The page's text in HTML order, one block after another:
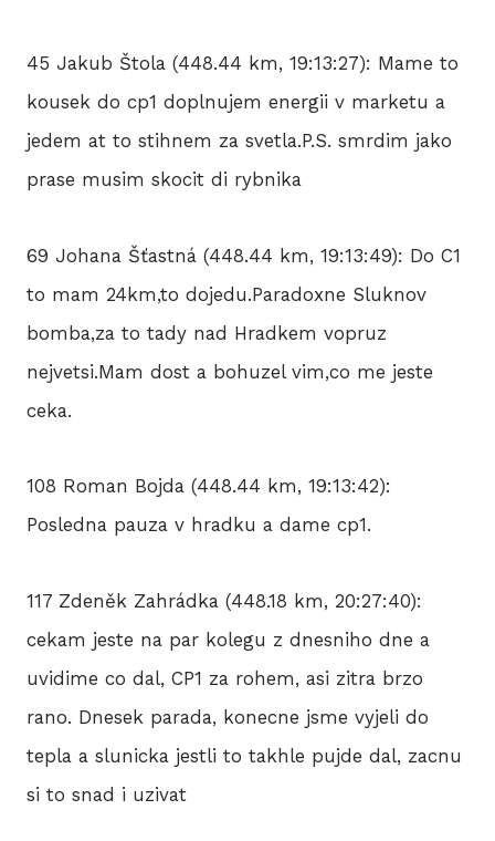
45 Jakub Štola (448.44 km, 19:13:27): Mame to
kousek do cp1 doplnujem energii v marketu a
jedem at to stihnem za svetla.P.S. smrdim jako
prase musim skocit di rybnika
69 Johana Šťastná (448.44 km, 19:13:49): Do C1
to mam 24km,to dojedu.Paradoxne Sluknov
bomba,za to tady nad Hradkem vopruz
nejvetsi.Mam dost a bohuzel vim,co me jeste
ceka.
108 Roman Bojda (448.44 km, 19:13:42):
Posledna pauza v hradku a dame cp1.
117 Zdeněk Zahrádka (448.18 km, 20:27:40):
cekam jeste na par kolegu z dnesniho dne a
uvidime co dal, CP1 za rohem, asi zitra brzo
rano. Dnesek parada, konecne jsme vyjeli do
tepla a slunicka jestli to takhle pujde dal, zacnu
si to snad i uzivat